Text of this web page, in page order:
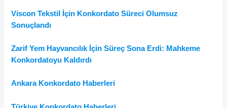
Viscon Tekstil İçin Konkordato Süreci Olumsuz
Sonuçlandı
Zarif Yem Hayvancılık İçin Süreç Sona Erdi: Mahkeme
Konkordatoyu Kaldırdı
Ankara Konkordato Haberleri